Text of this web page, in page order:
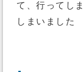
て、行ってし
しまいました